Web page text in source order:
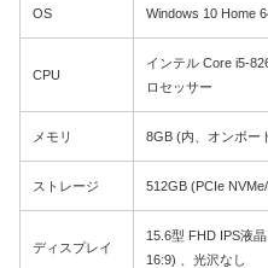
OS Windows 10 Home
CPU
インテル Core i5-
ロセッサー
メモリ 8GB (内、オンボー
ストレージ 512GB (PCIe
ディスプレイ
15.6型 FHD IPS液
16:9) 、光沢なし